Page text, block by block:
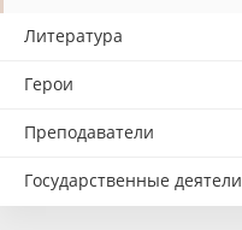
Литература
Герои
Преподаватели
Государственные деятели